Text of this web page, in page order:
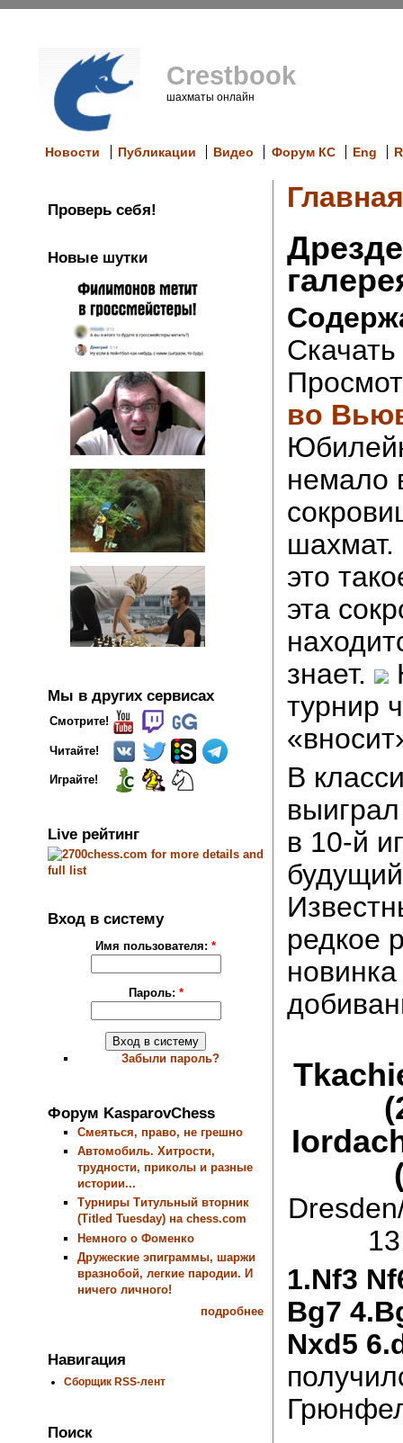
Crestbook
шахматы онлайн
Новости Публикации Видео Форум КС Eng
Проверь себя!
Новые шутки
Мы в других сервисах
Смотрите!
Читайте!
Играйте!
Live рейтинг
Вход в систему
Имя пользователя:*
Пароль: *
Забыли пароль?
Форум KasparovChess
Смеяться, право, не грешно
Автомобиль. Хитрости,
трудности, приколы и разные
истории...
Турниры Титульный вторник
(Titled Tuesday) на chess.com
Немного о Фоменко
Дружеские эпиграммы, шаржи
вразнобой, легкие пародии. И
ничего личного!
подробнее
Навигация
Сборщик RSS-лент
Поиск
Главная
Скачать
во
немало
шахмат.
это
эта
знает.
турнир
В
в 10-й
редкое
1.Nf3
Bg7
Nxd5